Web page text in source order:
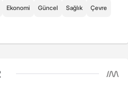
Ekonomi Güncel Sağlık Çevre